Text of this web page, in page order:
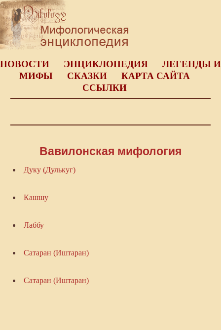
НОВОСТИ ЭНЦИКЛОПЕДИЯ
ЛЕГЕНДЫ И
МИФЫ
СКАЗКИ
КАРТА САЙТА
ССЫЛКИ
Вавилонская мифология
Дуку (Дулькуг)
Кашшу
Лаббу
Сатаран (Иштаран)
Сатаран (Иштаран)